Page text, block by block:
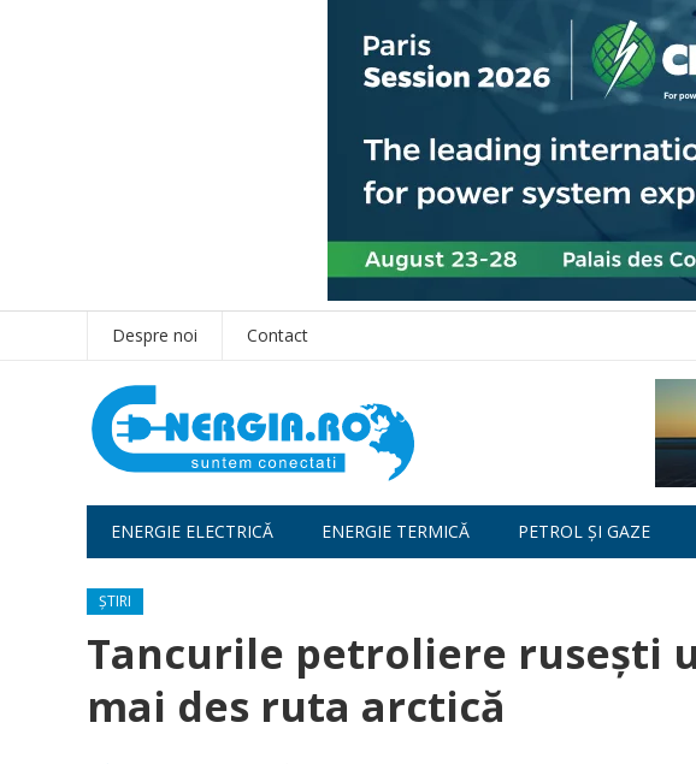
Despre noi Contact
ENERGIE ELECTRICĂ ENERGIE TERMICĂ PETROL ȘI GAZE
ȘTIRI
Tancurile petroliere ruseşti
mai des ruta arctică